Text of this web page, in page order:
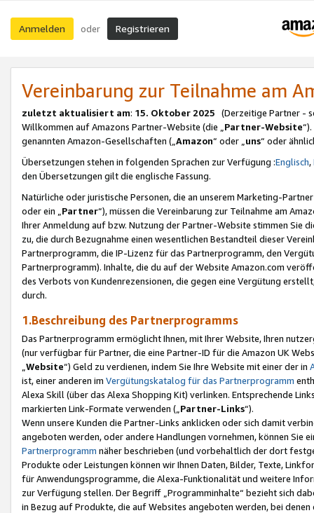
Anmelden oder Registrieren
Vereinbarung zur Teilnahme am
zuletzt aktualisiert am: 15. Oktober 2025 (Derzeitige Partner -
Willkommen auf Amazons Partner-Website (die „Partner-Website
genannten Amazon-Gesellschaften („Amazon“ oder „uns“ oder
Übersetzungen stehen in folgenden Sprachen zur Verfügung :Englisch,
den Übersetzungen gilt die englische Fassung.
Natürliche oder juristische Personen, die an unserem Marketing-
oder ein „Partner“), müssen die Vereinbarung zur Teilnahme am
Ihrer Anmeldung auf bzw. Nutzung der Partner-Website stimmen Sie
zu, die durch Bezugnahme einen wesentlichen Bestandteil dieser
Partnerprogramm, die IP-Lizenz für das Partnerprogramm, den
Partnerprogramm). Inhalte, die du auf der Website Amazon.com
des Verbots von Kundenrezensionen, die gegen eine Vergütung
durch.
1.Beschreibung des Partnerprogramms
Das Partnerprogramm ermöglicht Ihnen, mit Ihrer Website, Ihren
(nur verfügbar für Partner, die eine Partner-ID für die Amazon UK
Website“) Geld zu verdienen, indem Sie Ihre Website mit einer der in
ist, einer anderen im Vergütungskatalog für das Partnerprogramm
Alexa Skill (über das Alexa Shopping Kit) verlinken. Entsprechende
markierten Link-Formate verwenden („ Partner-Links“).
Wenn unsere Kunden die Partner-Links anklicken oder sich damit
angeboten werden, oder andere Handlungen vornehmen, können Sie
Partnerprogramm näher beschrieben (und vorbehaltlich der dort
Produkte oder Leistungen können wir Ihnen Daten, Bilder, Texte,
für Anwendungsprogramme, die Alexa-Funktionalität und weitere
zur Verfügung stellen. Der Begriff „Programminhalte“ bezieht sich
in Bezug auf Produkte, die auf Websites angeboten werden, bei